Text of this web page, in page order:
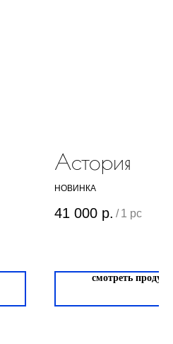
Астория
НОВИНКА
41 000 р. / 1 pc
смотреть продукт